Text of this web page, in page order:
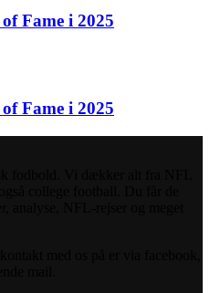
Fame i 2025
Fame i 2025